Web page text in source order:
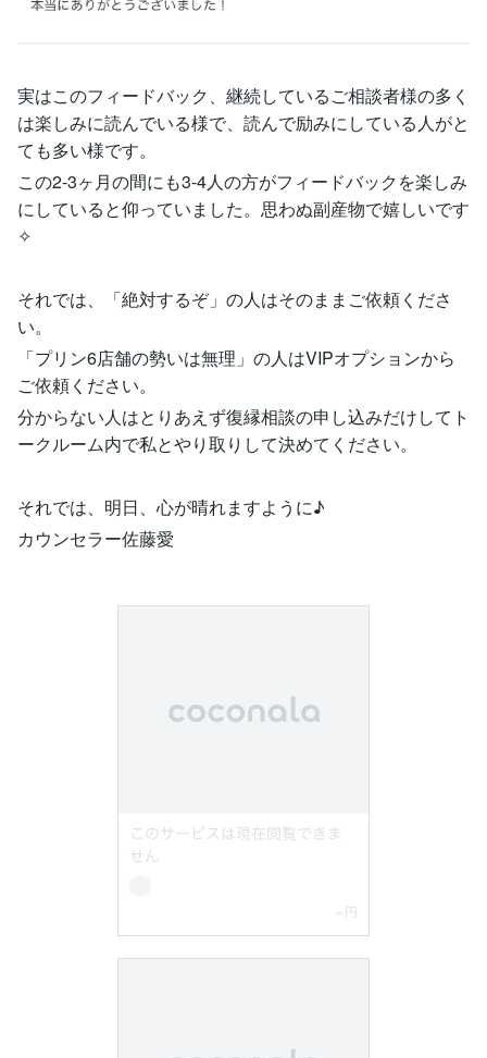
実はこのフィードバック、継続しているご相談者様の多く
は楽しみに読んでいる様で、読んで励みにしている人がと
ても多い様です。
この2-3ヶ月の間にも3-4人の方がフィードバックを楽しみ
にしていると仰っていました。思わぬ副産物で嬉しいです
✧
それでは、「絶対するぞ」の人はそのままご依頼くださ
い。
「プリン6店舗の勢いは無理」の人はVIPオプションから
ご依頼ください。
分からない人はとりあえず復縁相談の申し込みだけしてト
ークルーム内で私とやり取りして決めてください。
それでは、明日、心が晴れますように♪
カウンセラー佐藤愛